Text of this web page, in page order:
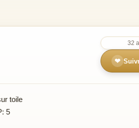
32
❤
toile
5